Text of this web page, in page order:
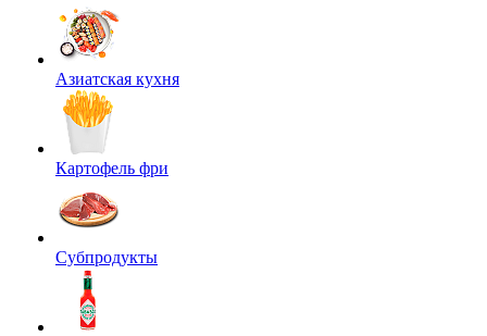
Азиатская кухня
Картофель фри
Субпродукты